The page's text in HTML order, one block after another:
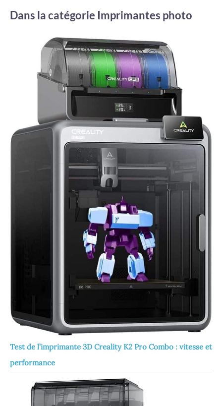
Dans la catégorie Imprimantes photo
Test de l’imprimante 3D Creality K2 Pro Combo : vitesse et
performance